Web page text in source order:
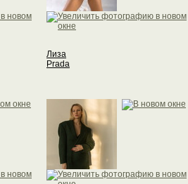
Лиза
Prada